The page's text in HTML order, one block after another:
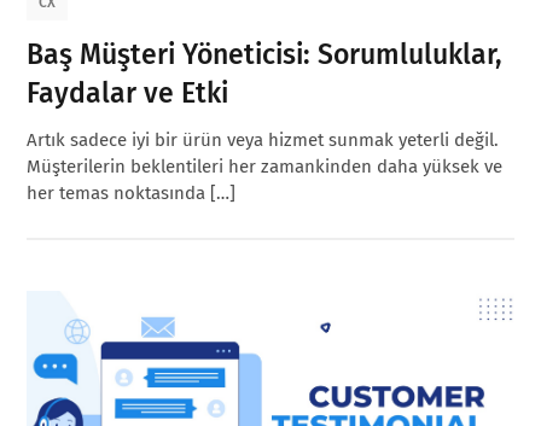
Baş Müşteri Yöneticisi: Sorumluluklar,
Faydalar ve Etki
Artık sadece iyi bir ürün veya hizmet sunmak yeterli değil.
Müşterilerin beklentileri her zamankinden daha yüksek ve
her temas noktasında […]